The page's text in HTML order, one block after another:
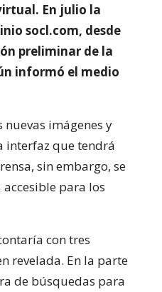
En julio la
socl.com, desde
preliminar de la
informó el medio
imágenes y
interfaz que tendrá
sin embargo, se
para los
con tres
revelada. En la parte
de búsquedas para